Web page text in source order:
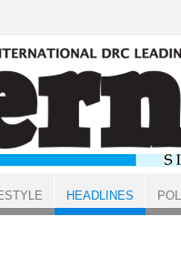
HEADLINES